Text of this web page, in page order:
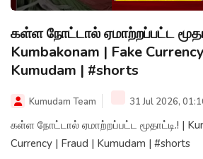
கள்ள நோட்டால் ஏமாற்றப்பட்ட
Kumbakonam | Fake
Kumudam | #shorts
Kumudam Team 31 Jul 2026,
கள்ள நோட்டால் ஏமாற்றப்பட்ட மூதாட்டி.! |
Currency | Fraud | Kumudam | #shorts